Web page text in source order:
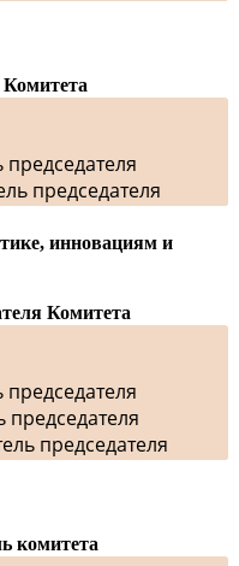
Комитета
председателя
председателя
инновациям и
Комитета
председателя
председателя
председателя
комитета